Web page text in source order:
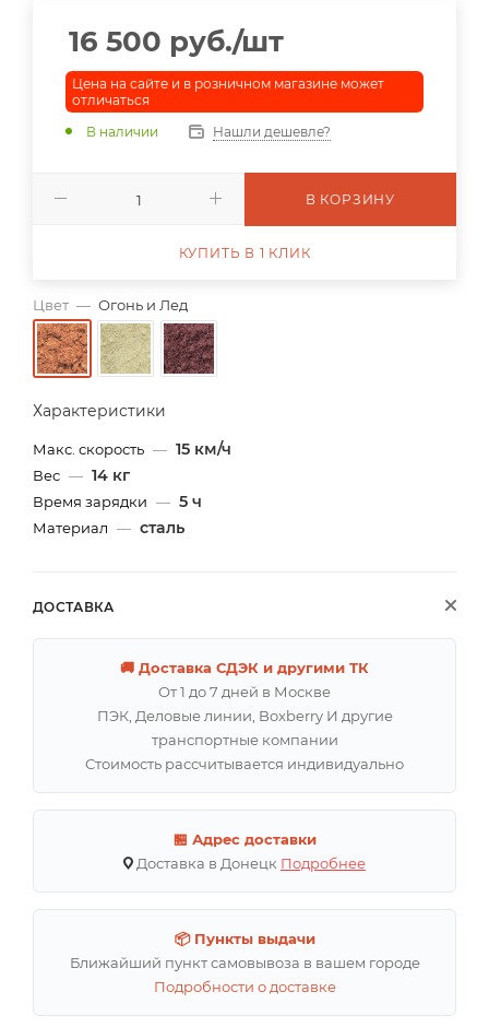
Цвет — Огонь и Лед
Характеристики
Макс. скорость — 15 км/ч
Вес — 14 кг
Время зарядки — 5 ч
Материал — сталь
ДОСТАВКА
🚚 Доставка СДЭК и другими ТК
От 1 до 7 дней в Москве
ПЭК, Деловые линии, Boxberry И другие
транспортные компании
Стоимость рассчитывается индивидуально
🏪 Адрес доставки
Доставка в Донецк Подробнее
📦 Пункты выдачи
Ближайший пункт самовывоза в вашем городе
Подробности о доставке
16 500 руб./шт
Цена на сайте и в розничном магазине может
отличаться
В наличии
Нашли дешевле?
В КОРЗИНУ
КУПИТЬ В 1 КЛИК